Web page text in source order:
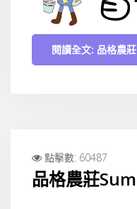
閱讀全文: 品格農
點擊數: 60487
品格農莊